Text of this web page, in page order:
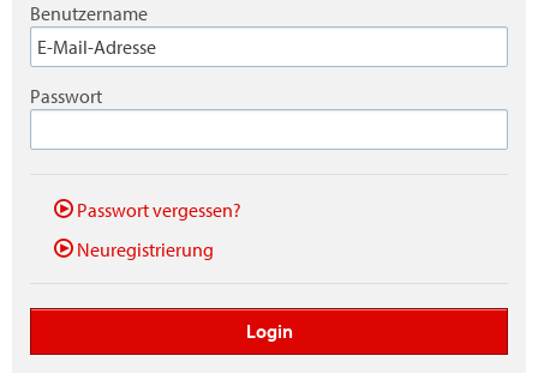
FAQ
Login
Warenkorb
Benutzername
Passwort
Passwort vergessen?
Neuregistrierung